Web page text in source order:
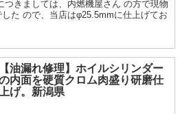
つきましては、内燃機屋さん の方で現物
た ので、当店はφ25.5mmに仕上げてお
【油漏れ修理】ホイルシリンダー
内面を硬質クロム肉盛り研磨仕
上げ。新潟県